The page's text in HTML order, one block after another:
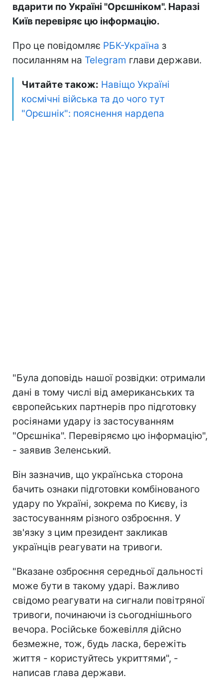
вдарити по Україні "Орєшніком". Наразі
Київ перевіряє цю інформацію.
Про це повідомляє РБК-Україна з
посиланням на Telegram глави держави.
Читайте також: Навіщо Україні
космічні війська та до чого тут
"Орєшнік": пояснення нардепа
"Була доповідь нашої розвідки: отримали
дані в тому числі від американських та
європейських партнерів про підготовку
росіянами удару із застосуванням
"Орєшніка". Перевіряємо цю інформацію",
- заявив Зеленський.
Він зазначив, що українська сторона
бачить ознаки підготовки комбінованого
удару по Україні, зокрема по Києву, із
застосуванням різного озброєння. У
зв'язку з цим президент закликав
українців реагувати на тривоги.
"Вказане озброєння середньої дальності
може бути в такому ударі. Важливо
свідомо реагувати на сигнали повітряної
тривоги, починаючи із сьогоднішнього
вечора. Російське божевілля дійсно
безмежне, тож, будь ласка, бережіть
життя - користуйтесь укриттями", -
написав глава держави.